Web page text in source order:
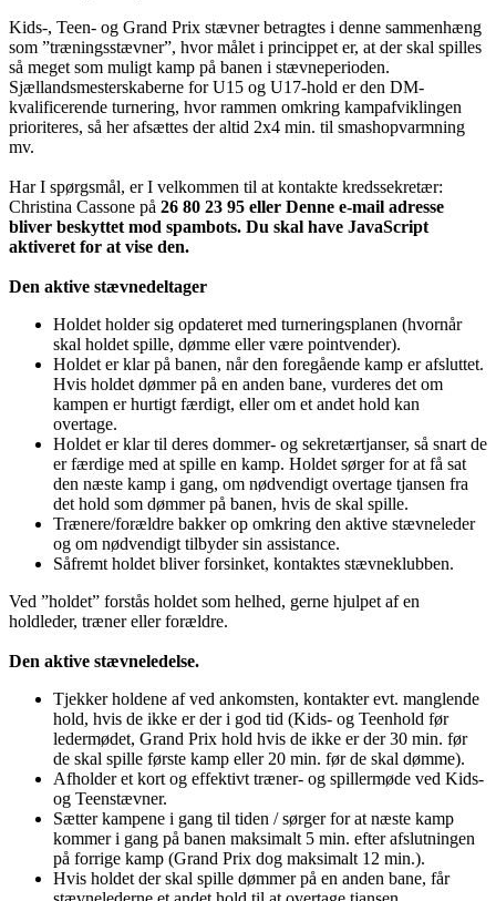
Kids-, Teen- og Grand Prix stævner betragtes i denne sammenhæng
som ”træningsstævner”, hvor målet i princippet er, at der skal spilles
så meget som muligt kamp på banen i stævneperioden.
Sjællandsmesterskaberne for U15 og U17-hold er den DM-
kvalificerende turnering, hvor rammen omkring kampafviklingen
prioriteres, så her afsættes der altid 2x4 min. til smashopvarmning
mv.
Har I spørgsmål, er I velkommen til at kontakte kredssekretær:
Christina Cassone på 26 80 23 95 eller Denne e-mail adresse
bliver beskyttet mod spambots. Du skal have JavaScript
aktiveret for at vise den.
Den aktive stævnedeltager
Holdet holder sig opdateret med turneringsplanen (hvornår
skal holdet spille, dømme eller være pointvender).
Holdet er klar på banen, når den foregående kamp er afsluttet.
Hvis holdet dømmer på en anden bane, vurderes det om
kampen er hurtigt færdigt, eller om et andet hold kan
overtage.
Holdet er klar til deres dommer- og sekretærtjanser, så snart de
er færdige med at spille en kamp. Holdet sørger for at få sat
den næste kamp i gang, om nødvendigt overtage tjansen fra
det hold som dømmer på banen, hvis de skal spille.
Trænere/forældre bakker op omkring den aktive stævneleder
og om nødvendigt tilbyder sin assistance.
Såfremt holdet bliver forsinket, kontaktes stævneklubben.
Ved ”holdet” forstås holdet som helhed, gerne hjulpet af en
holdleder, træner eller forældre.
Den aktive stævneledelse.
Tjekker holdene af ved ankomsten, kontakter evt. manglende
hold, hvis de ikke er der i god tid (Kids- og Teenhold før
ledermødet, Grand Prix hold hvis de ikke er der 30 min. før
de skal spille første kamp eller 20 min. før de skal dømme).
Afholder et kort og effektivt træner- og spillermøde ved Kids-
og Teenstævner.
Sætter kampene i gang til tiden / sørger for at næste kamp
kommer i gang på banen maksimalt 5 min. efter afslutningen
på forrige kamp (Grand Prix dog maksimalt 12 min.).
Hvis holdet der skal spille dømmer på en anden bane, får